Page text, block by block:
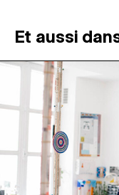
ATELIERS
PROGRAMMATION
MAGAZINE
ESPACES DE
Et aussi